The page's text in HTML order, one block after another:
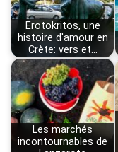
Erotokritos, une
histoire d'amour en
Crète: vers et…
Les marchés
incontournables de